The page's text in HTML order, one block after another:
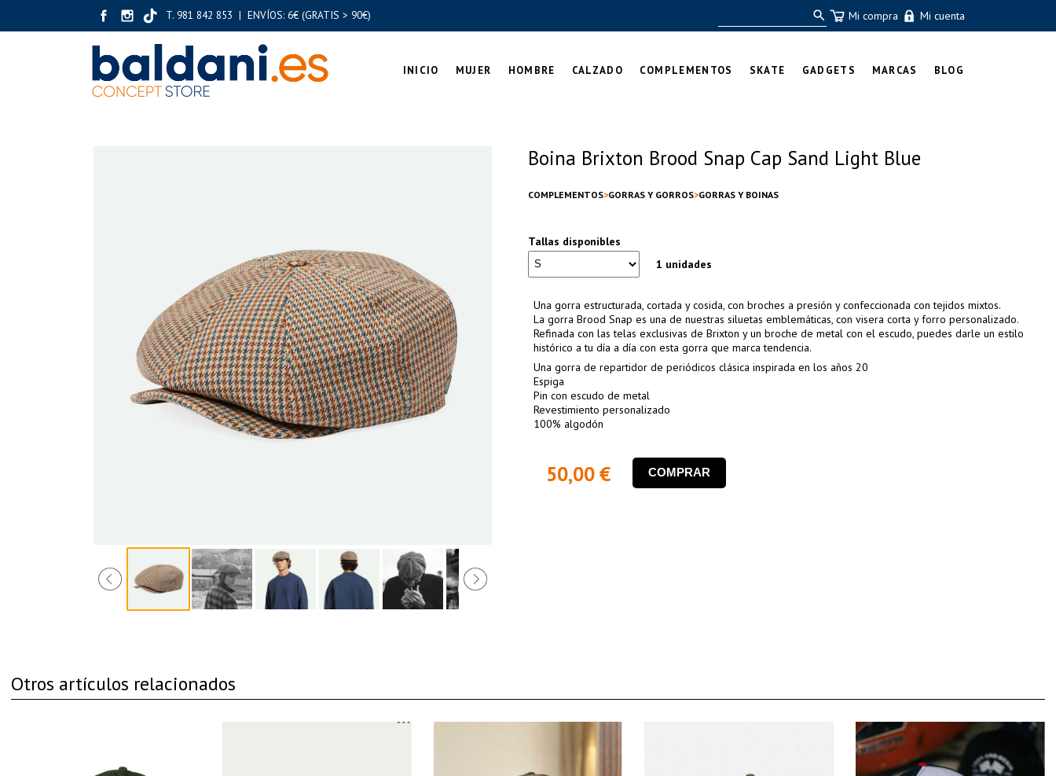
T. 981 842 853 | ENVÍOS: 6€ (GRATIS > 90€) Mi compra Mi cuenta
INICIO MUJER HOMBRE CALZADO COMPLEMENTOS SKATE GADGETS MARCAS BLOG
Boina Brixton Brood Snap Cap Sand Light Blue
COMPLEMENTOS GORRAS Y GORROS GORRAS Y BOINAS
Tallas disponibles
1 unidades
Una gorra estructurada, cortada y cosida, con broches a presión y confeccionada con tejidos mixtos.
La gorra Brood Snap es una de nuestras siluetas emblemáticas, con visera corta y forro personalizado.
Refinada con las telas exclusivas de Brixton y un broche de metal con el escudo, puedes darle un estilo
histórico a tu día a día con esta gorra que marca tendencia.
Una gorra de repartidor de periódicos clásica inspirada en los años 20
Espiga
Pin con escudo de metal
Revestimiento personalizado
100% algodón
50,00 € COMPRAR
Otros artículos relacionados